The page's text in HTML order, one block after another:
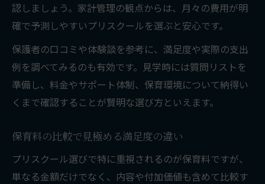
認しましょう。家計管理の観点からは、月々の費用が明
確で予測しやすいプリスクールを選ぶと安心です。
保護者の口コミや体験談を参考に、満足度や実際の支出
例を調べてみるのも有効です。見学時には質問リストを
準備し、料金やサポート体制、保育環境について納得い
くまで確認することが賢明な選び方といえます。
保育料の比較で見極める満足度の違い
プリスクール選びで特に重視されるのが保育料ですが、
単なる金額だけでなく、内容や付加価値も含めて比較す